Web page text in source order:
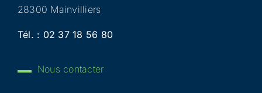
28300 Mainvilliers
Tél. : 02 37 18 56 80
Nous contacter